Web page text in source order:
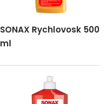
SONAX Rychlovosk 500
ml